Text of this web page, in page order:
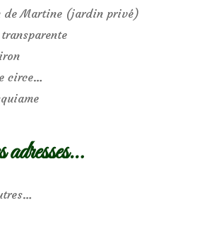
de Martine (jardin privé)
circe…